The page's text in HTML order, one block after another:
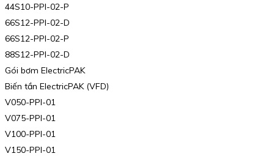
44S10-PPI-02-P
66S12-PPI-02-D
66S12-PPI-02-P
88S12-PPI-02-D
Gói bơm ElectricPAK
Biến tần ElectricPAK (VFD)
V050-PPI-01
V075-PPI-01
V100-PPI-01
V150-PPI-01